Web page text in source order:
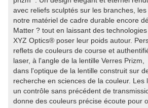
avec reliefs sculptés sur les branches,
notre matériel de cadre durable encore
Matter ? tout en laissant des
XYZ Optics® poser leur poids autour.
reflets de couleurs de course et
laser, à l'angle de la lentille Verres
dans l'optique de la lentille construit sur
recherche en sciences de la couleur. Les
un contrôle sans précédent de
donne des couleurs précise écoute pour